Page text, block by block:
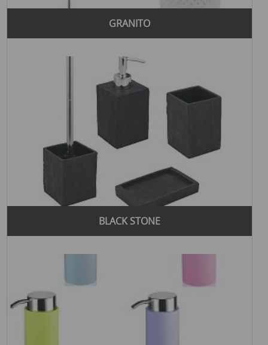
GRANITO
BLACK STONE